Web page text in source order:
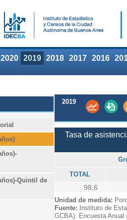
2020 2019 2018 2017 2016
Quintil de
2019
Tasa de
TOTAL
98,6
Unidad de medida:
Fuente: Instituto de
GCBA). Encuesta Anual